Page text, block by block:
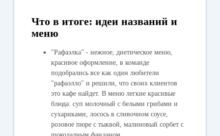
Что в итоге: идеи названий и
меню
"Рафаэлка" - нежное, диетическое меню,
красивое оформление, в команде
подобрались все как один любители
"рафаэлло" и решили, что своих клиентов
это кафе найдет. В меню легкие красивые
блюда: суп молочный с белыми грибами и
сухариками, лосось в сливочном соусе,
розовое пюре с тыквой, малиновый сорбет с